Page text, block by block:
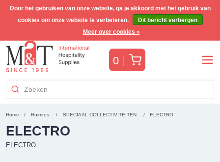
Gratis Benelux verzending voor orders >€255(incl. BTW)
0 Winkelwagen
Home Ruimtes SPECIAAL COLLECTIVITEITEN ELECTRO
ELECTRO
ELECTRO
Door het gebruiken van onze website, ga je akkoord met het gebruik van
cookies om onze website te verbeteren.
Dit bericht verbergen
Meer over cookies »